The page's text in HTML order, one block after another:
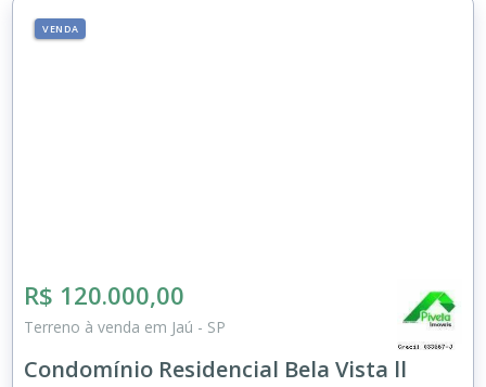
VENDA
R$ 120.000,00
Terreno à venda em Jaú - SP
Condomínio Residencial Bela Vista ll